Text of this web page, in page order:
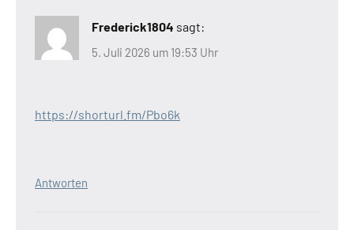
Frederick1804 sagt:
5. Juli 2026 um 19:53 Uhr
https://shorturl.fm/Pbo6k
Antworten